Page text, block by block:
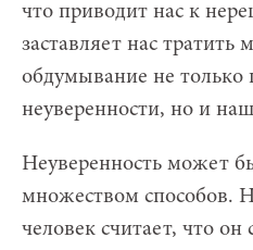
что приводит нас к
заставляет нас тратить
обдумывание не только
неуверенности, но и
Неуверенность может
множеством способов.
человек считает, что